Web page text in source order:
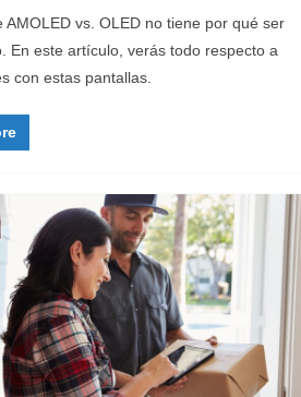
AMOLED vs. OLED no tiene por qué ser
En este artículo, verás todo respecto a
con estas pantallas.